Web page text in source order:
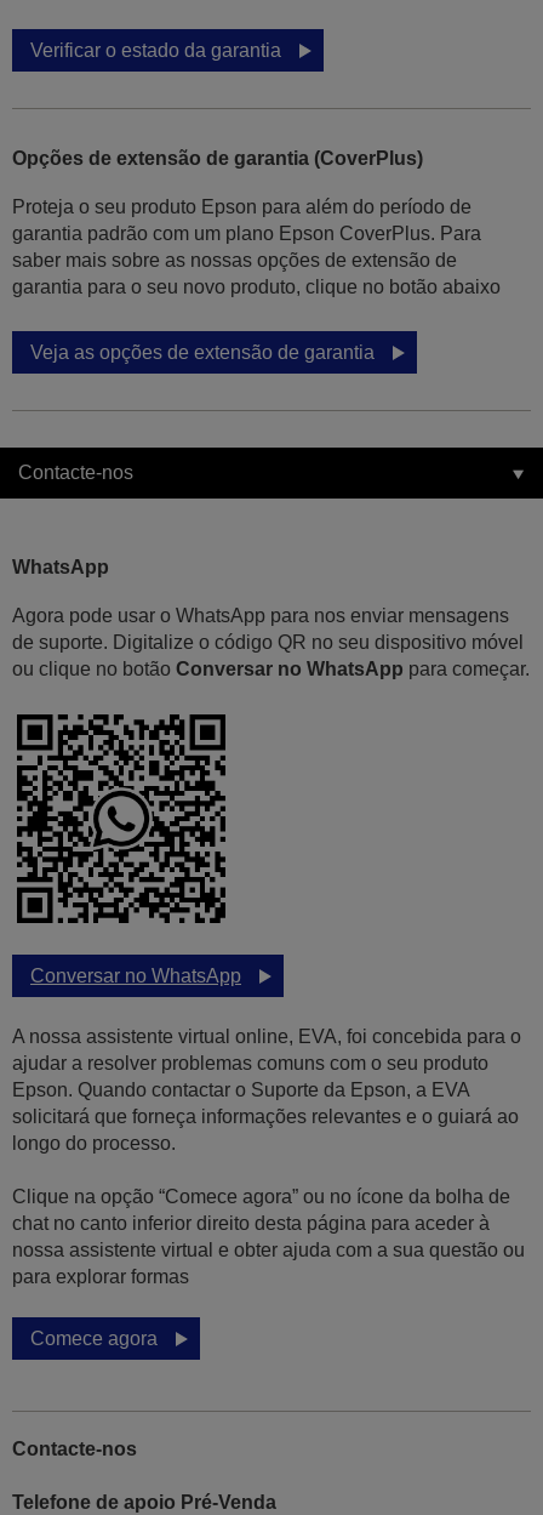
Verificar o estado da garantia
Opções de extensão de garantia (CoverPlus)
Proteja o seu produto Epson para além do período de
garantia padrão com um plano Epson CoverPlus. Para
saber mais sobre as nossas opções de extensão de
garantia para o seu novo produto, clique no botão abaixo
Veja as opções de extensão de garantia
Contacte-nos
WhatsApp
Agora pode usar o WhatsApp para nos enviar mensagens
de suporte. Digitalize o código QR no seu dispositivo móvel
ou clique no botão Conversar no WhatsApp para começar.
Conversar no WhatsApp
A nossa assistente virtual online, EVA, foi concebida para o
ajudar a resolver problemas comuns com o seu produto
Epson. Quando contactar o Suporte da Epson, a EVA
solicitará que forneça informações relevantes e o guiará ao
longo do processo.
Clique na opção “Comece agora” ou no ícone da bolha de
chat no canto inferior direito desta página para aceder à
nossa assistente virtual e obter ajuda com a sua questão ou
para explorar formas
Comece agora
Contacte-nos
Telefone de apoio Pré-Venda